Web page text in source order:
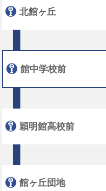
北館ヶ丘
館中学校前
穎明館高校前
館ヶ丘団地